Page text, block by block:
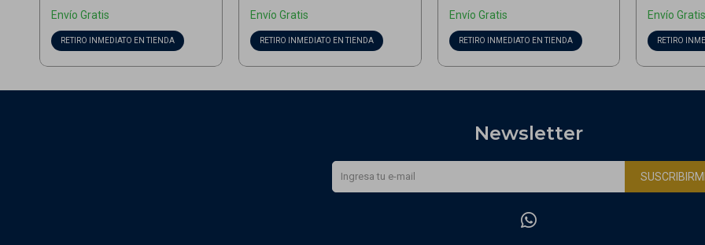
RETIRO INMEDIATO EN TIENDA
Envío Gratis
RETIRO INMEDIATO EN TIENDA
Envío Gratis
RETIRO INMEDIATO EN TIENDA
Envío Gratis
RETIRO
Envío Gratis
Newsletter
